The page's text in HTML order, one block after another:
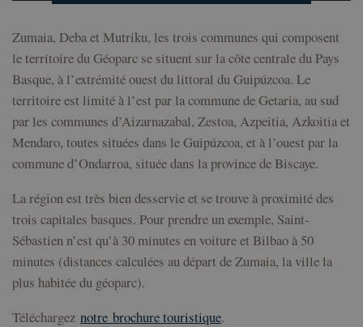
Zumaia, Deba et Mutriku, les trois communes qui composent
le territoire du Géoparc se situent sur la côte centrale du Pays
Basque, à l’extrémité ouest du littoral du Guipúzcoa. Le
territoire est limité à l’est par la commune de Getaria, au sud
par les communes d’Aizarnazabal, Zestoa, Azpeitia, Azkoitia et
Mendaro, toutes situées dans le Guipúzcoa, et à l’ouest par la
commune d’Ondarroa, située dans la province de Biscaye.
La région est très bien desservie et se trouve à proximité des
trois capitales basques. Pour prendre un exemple, Saint-
Sébastien n’est qu’à 30 minutes en voiture et Bilbao à 50
minutes (distances calculées au départ de Zumaia, la ville la
plus habitée du géoparc).
Téléchargez notre brochure touristique.